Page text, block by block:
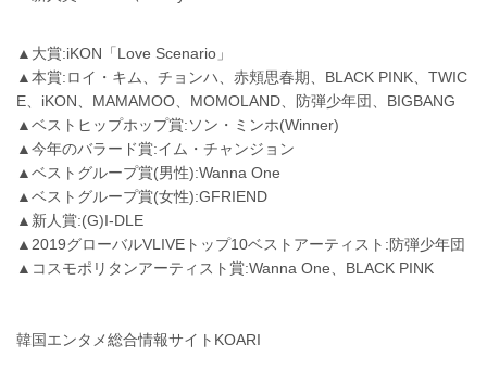
▲大賞:iKON「Love Scenario」
▲本賞:ロイ・キム、チョンハ、赤頬思春期、BLACK PINK、TWIC
E、iKON、MAMAMOO、MOMOLAND、防弾少年団、BIGBANG
▲ベストヒップホップ賞:ソン・ミンホ(Winner)
▲今年のバラード賞:イム・チャンジョン
▲ベストグループ賞(男性):Wanna One
▲ベストグループ賞(女性):GFRIEND
▲新人賞:(G)I-DLE
▲2019グローバルVLIVEトップ10ベストアーティスト:防弾少年団
▲コスモポリタンアーティスト賞:Wanna One、BLACK PINK
韓国エンタメ総合情報サイトKOARI